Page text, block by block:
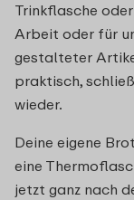
Trinkflasche
Arbeit oder für
gestalteter
praktisch,
wieder.
Deine eigene
eine
jetzt ganz nach